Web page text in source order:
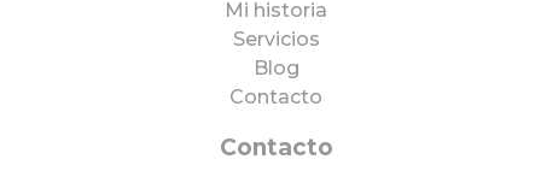
Mi historia
Servicios
Blog
Contacto
Contacto